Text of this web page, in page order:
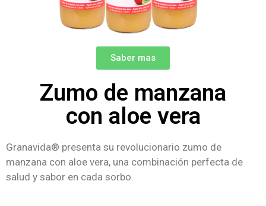
Saber mas
Zumo de manzana
con aloe vera
Granavida® presenta su revolucionario zumo de
manzana con aloe vera, una combinación perfecta de
salud y sabor en cada sorbo.